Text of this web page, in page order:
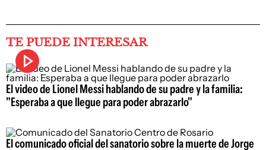
TE PUEDE INTERESAR
El video de Lionel Messi hablando de su padre y la familia:
"Esperaba a que llegue para poder abrazarlo"
El comunicado oficial del sanatorio sobre la muerte de Jorge